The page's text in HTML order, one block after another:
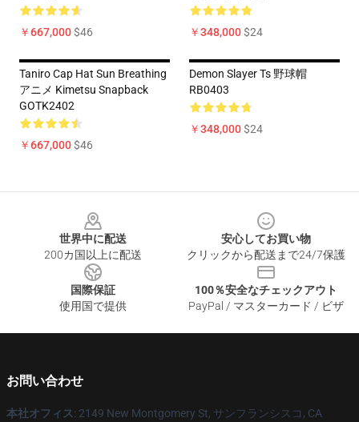
￥667,000$46 ￥348,000$24
Taniro Cap Hat Sun Breathing
アニメ Kimetsu Snapback
GOTK2402
￥667,000$46
Demon Slayer Ts 野球帽
RB0403
￥348,000$24
世界中に配送
200カ国以上に配送
安心してお買い物
クリックから配送まで24/7保護
国際保証
使用国で提供
100％安全なチェックアウト
PayPal / マスターカード / ビザ
お問い合わせ
本社オフィス: 2149 New Montgomery St, サンフランシスコ, CA